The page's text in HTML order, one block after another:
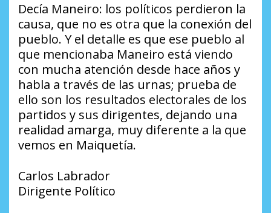
Decía Maneiro: los políticos perdieron la
causa, que no es otra que la conexión del
pueblo. Y el detalle es que ese pueblo al
que mencionaba Maneiro está viendo
con mucha atención desde hace años y
habla a través de las urnas; prueba de
ello son los resultados electorales de los
partidos y sus dirigentes, dejando una
realidad amarga, muy diferente a la que
vemos en Maiquetía.
Carlos Labrador
Dirigente Político